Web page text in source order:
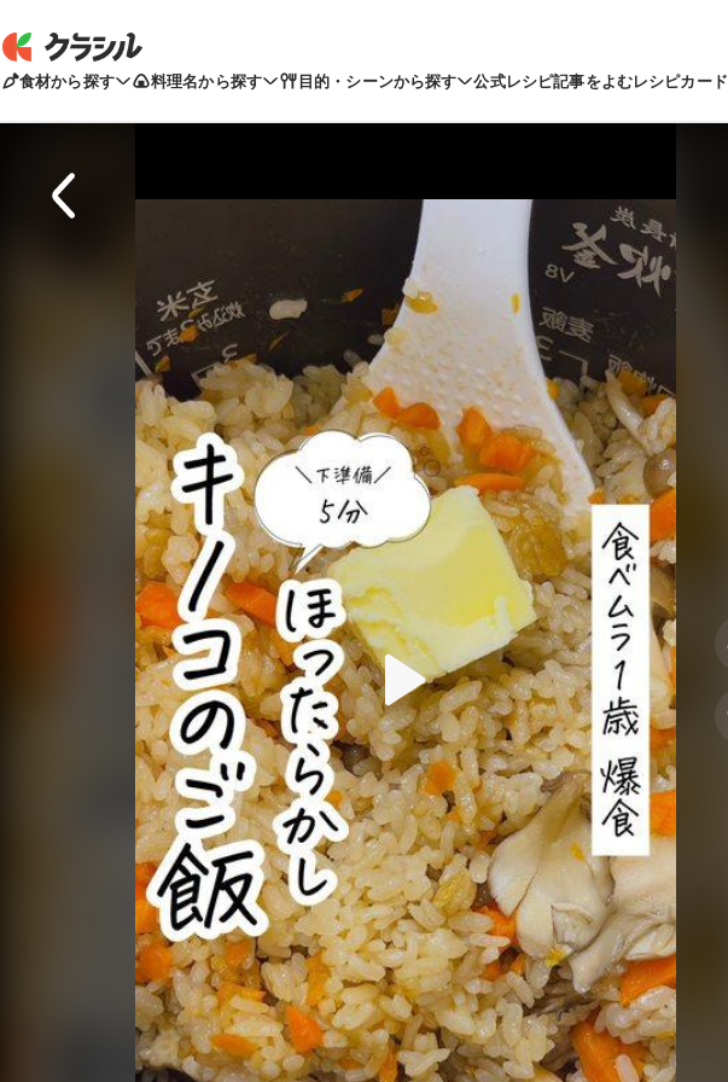
食材から探す 料理名から探す 目的・シーンから探す 公式レシピ記事をよむレシピカード